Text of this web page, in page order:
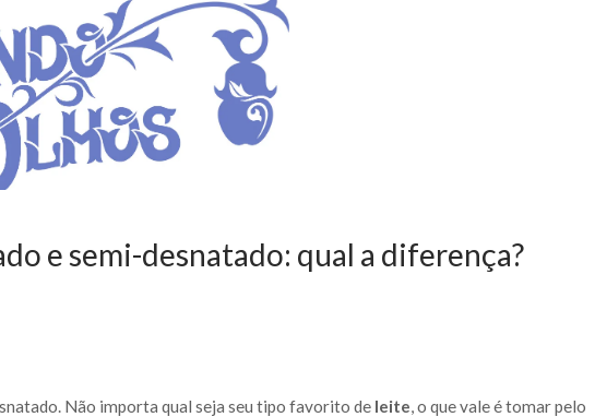
e semi-desnatado: qual a diferença?
Não importa qual seja seu tipo favorito de leite , o que vale é tomar pelo